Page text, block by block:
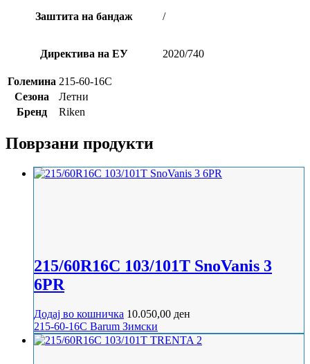
Заштита на бандаж /
Директива на ЕУ 2020/740
Големина 215-60-16C
Сезона
Летни
Бренд
Riken
Поврзани продукти
215/60R16C 103/101T SnoVanis 3
6PR
Додај во кошничка 10.050,00 ден
215-60-16C Barum Зимски